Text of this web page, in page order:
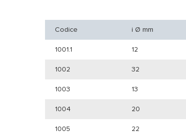
Codice i Ø mm
1001.1 12
1002 32
1003 13
1004 20
1005 22